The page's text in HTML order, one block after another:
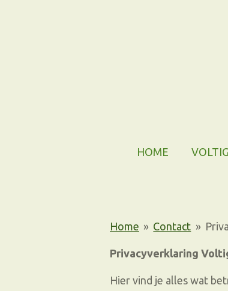
HOME
Home » Contact »
Privacyverklaring
Hier vind je alles wat